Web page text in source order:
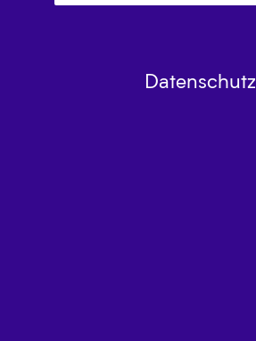
Datenschutz